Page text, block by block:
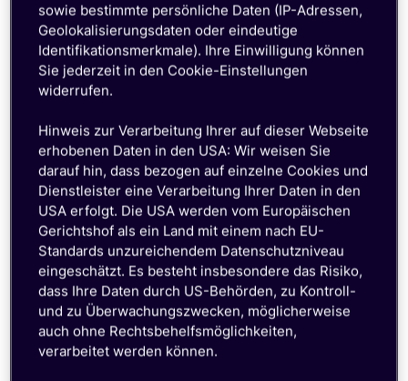
sowie bestimmte persönliche Daten (IP-Adressen,
Geolokalisierungsdaten oder eindeutige
Identifikationsmerkmale). Ihre Einwilligung können
Sie jederzeit in den Cookie-Einstellungen
widerrufen.
Hinweis zur Verarbeitung Ihrer auf dieser Webseite
erhobenen Daten in den USA: Wir weisen Sie
darauf hin, dass bezogen auf einzelne Cookies und
Dienstleister eine Verarbeitung Ihrer Daten in den
USA erfolgt. Die USA werden vom Europäischen
Gerichtshof als ein Land mit einem nach EU-
Standards unzureichendem Datenschutzniveau
eingeschätzt. Es besteht insbesondere das Risiko,
dass Ihre Daten durch US-Behörden, zu Kontroll-
und zu Überwachungszwecken, möglicherweise
auch ohne Rechtsbehelfsmöglichkeiten,
verarbeitet werden können.